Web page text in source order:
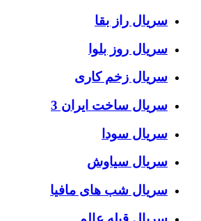
سریال راز بقا
سریال روز بلوا
سریال زخم کاری
سریال ساخت ایران 3
سریال سودا
سریال سیاوش
سریال شب های مافیا